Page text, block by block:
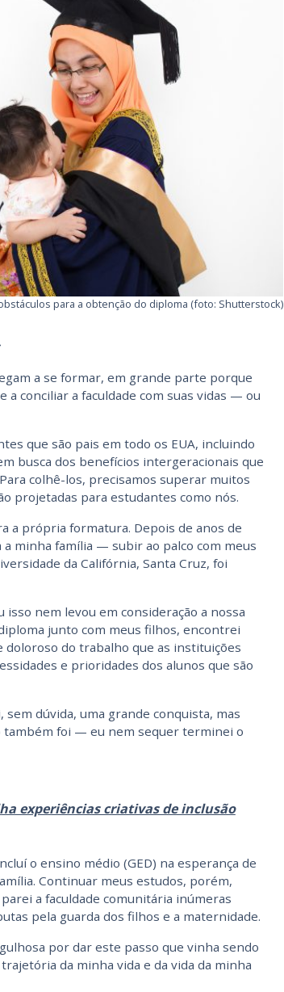
para a obtenção do diploma (foto: Shutterstock)
a se formar, em grande parte porque
a conciliar a faculdade com suas vidas — ou
que são pais em todo os EUA, incluindo
busca dos benefícios intergeracionais que
colhê-los, precisamos superar muitos
projetadas para estudantes como nós.
a própria formatura. Depois de anos de
minha família — subir ao palco com meus
da Califórnia, Santa Cruz, foi
nem levou em consideração a nossa
junto com meus filhos, encontrei
do trabalho que as instituições
e prioridades dos alunos que são
dúvida, uma grande conquista, mas
foi — eu nem sequer terminei o
experiências criativas de inclusão
o ensino médio (GED) na esperança de
Continuar meus estudos, porém,
a faculdade comunitária inúmeras
pela guarda dos filhos e a maternidade.
por dar este passo que vinha sendo
da minha vida e da vida da minha